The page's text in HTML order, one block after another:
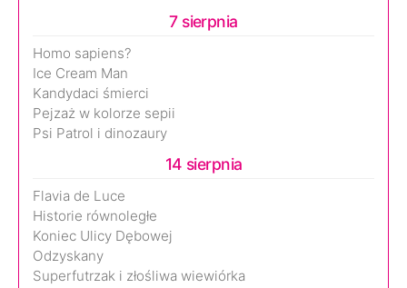
7 sierpnia
Homo sapiens?
Ice Cream Man
Kandydaci śmierci
Pejzaż w kolorze sepii
Psi Patrol i dinozaury
14 sierpnia
Flavia de Luce
Historie równoległe
Koniec Ulicy Dębowej
Odzyskany
Superfutrzak i złośliwa wiewiórka